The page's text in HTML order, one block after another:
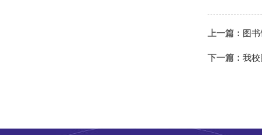
上一篇： 图
下一篇： 我